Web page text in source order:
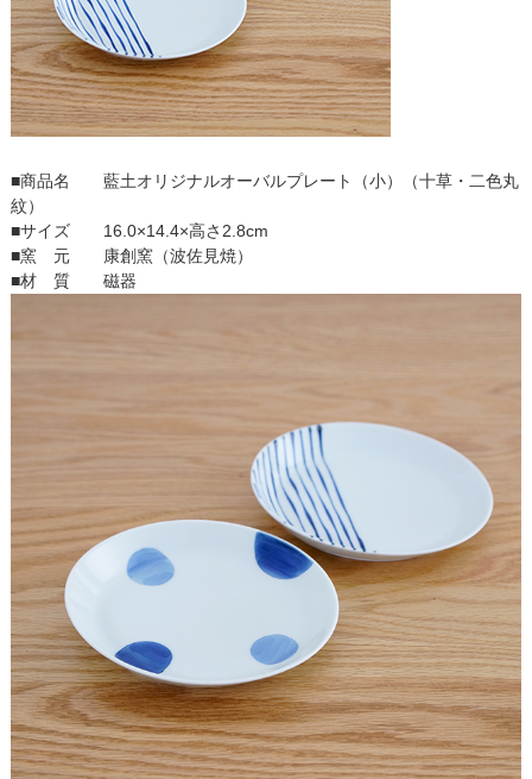
■商品名 藍土オリジナルオーバルプレート（小）（十草・二色丸
紋）
■サイズ 16.0×14.4×高さ2.8cm
■窯 元 康創窯（波佐見焼）
■材 質 磁器